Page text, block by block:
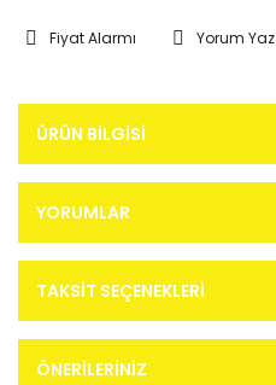
Fiyat Alarmı Yorum Yaz
ÜRÜN BILGISI
YORUMLAR
TAKSIT SEÇENEKLERI
ÖNERILERINIZ